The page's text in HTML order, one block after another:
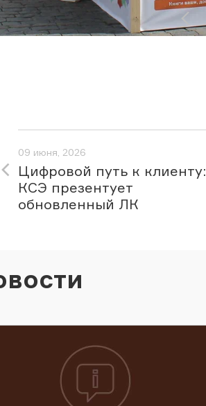
09 июня, 2026
Цифровой путь к клиенту:
КСЭ презентует
обновленный ЛК